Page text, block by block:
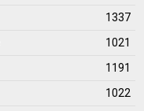
1337
1021
1191
1022